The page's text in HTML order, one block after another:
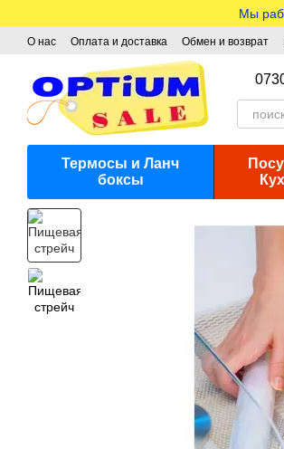
Мы
О нас Оплата и доставка Обмен и возврат
Термосы и Ланч
боксы